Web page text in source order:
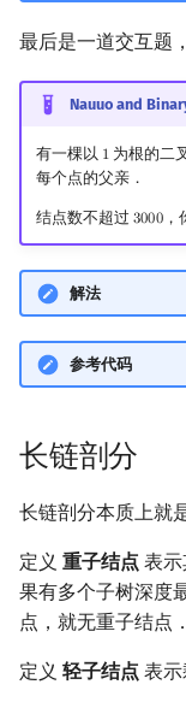
最后是一道交互题
Nauuo and
有一棵以 1
1 为根的二
每个点的父亲．
结点数不超过 3000
3000
解法
参考代码
长链剖分
长链剖分本质上就
定义 重子结点 表
果有多个子树深度
点，就无重子结点．
定义 轻子结点 表示